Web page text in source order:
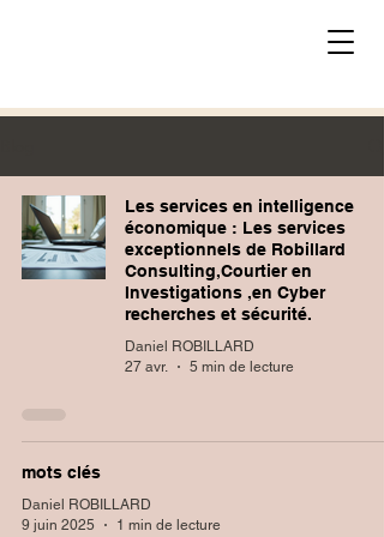
Les services en intelligence
économique : Les services
exceptionnels de Robillard
Consulting,Courtier en
Investigations ,en Cyber
recherches et sécurité.
Daniel ROBILLARD
27 avr.
5 min de lecture
mots clés
Daniel ROBILLARD
9 juin 2025
1 min de lecture